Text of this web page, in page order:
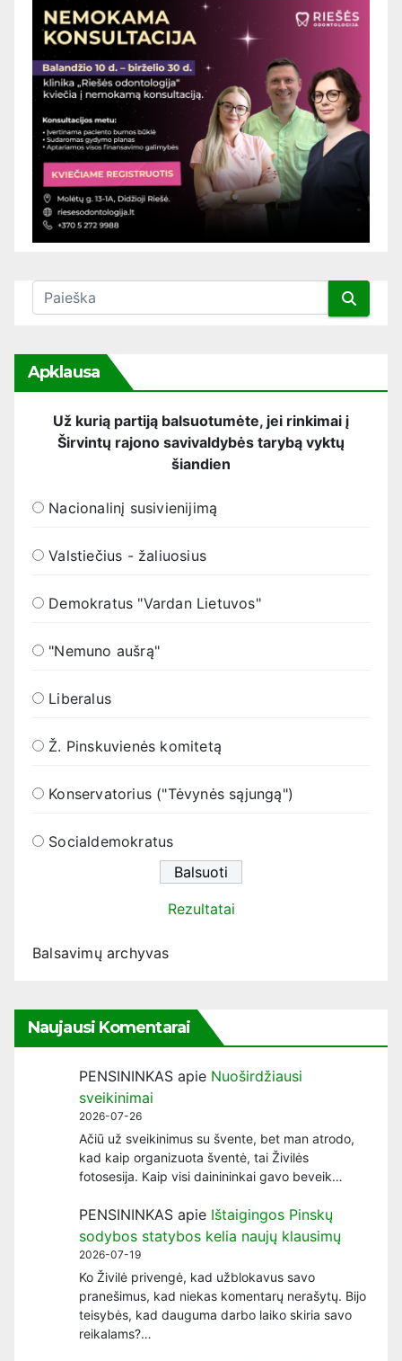
Apklausa
Už kurią partiją balsuotumėte, jei rinkimai į
Širvintų rajono savivaldybės tarybą vyktų
šiandien
Nacionalinį susivienijimą
Valstiečius - žaliuosius
Demokratus "Vardan Lietuvos"
"Nemuno aušrą"
Liberalus
Ž. Pinskuvienės komitetą
Konservatorius ("Tėvynės sąjungą")
Socialdemokratus
Rezultatai
Balsavimų archyvas
Naujausi Komentarai
PENSININKAS apie Nuoširdžiausi
sveikinimai
2026-07-26
Ačiū už sveikinimus su švente, bet man atrodo,
kad kaip organizuota šventė, tai Živilės
fotosesija. Kaip visi dainininkai gavo beveik…
PENSININKAS apie Ištaigingos Pinskų
sodybos statybos kelia naujų klausimų
2026-07-19
Ko Živilė privengė, kad užblokavus savo
pranešimus, kad niekas komentarų nerašytų. Bijo
teisybės, kad dauguma darbo laiko skiria savo
reikalams?…